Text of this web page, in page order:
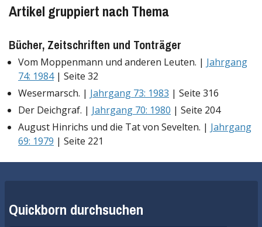
Artikel gruppiert nach Thema
Bücher, Zeitschriften und Tonträger
Vom Moppenmann und anderen Leuten. | Jahrgang
74: 1984| Seite 32
Wesermarsch. | Jahrgang 73: 1983 | Seite 316
Der Deichgraf. | Jahrgang 70: 1980 | Seite 204
August Hinrichs und die Tat von Sevelten. | Jahrgang
69: 1979 | Seite 221
Quickborn durchsuchen